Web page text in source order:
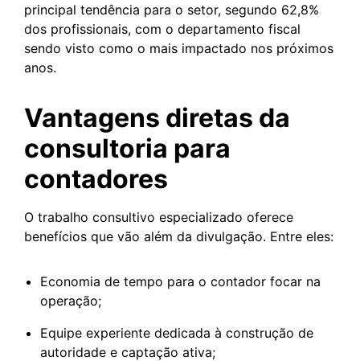
principal tendência para o setor, segundo 62,8%
dos profissionais, com o departamento fiscal
sendo visto como o mais impactado nos próximos
anos.
Vantagens diretas da
consultoria para
contadores
O trabalho consultivo especializado oferece
benefícios que vão além da divulgação. Entre eles:
Economia de tempo para o contador focar na
operação;
Equipe experiente dedicada à construção de
autoridade e captação ativa;